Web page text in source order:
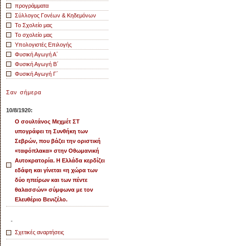
προγράμματα
Σύλλογος Γονέων & Κηδεμόνων
Το Σχολείο μας
Το σχολείο μας
Υπολογιστές Επιλογής
Φυσική Αγωγή Α΄
Φυσική Αγωγή Β΄
Φυσική Αγωγή Γ΄
Σαν σήμερα
10/8/1920:
Ο σουλτάνος Μεχμέτ ΣΤ
υπογράφει τη Συνθήκη των
Σεβρών, που βάζει την οριστική
«ταφόπλακα» στην Οθωμανική
Αυτοκρατορία. Η Ελλάδα κερδίζει
εδάφη και γίνεται «η χώρα των
δύο ηπείρων και των πέντε
θαλασσών» σύμφωνα με τον
Ελευθέριο Βενιζέλο.
-
Σχετικές αναρτήσεις